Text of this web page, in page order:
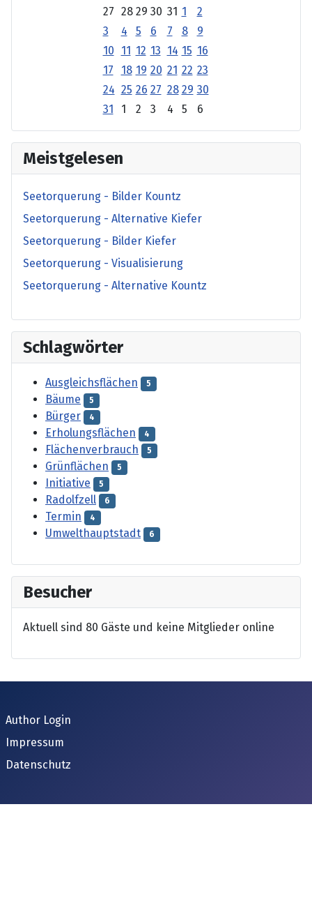
27 28 29 30 31 1
2
3
4 5 6 7 8
9
10
11 12 13 14 15 16
17
18 19 20 21 22 23
24 25 26 27 28 29 30
31
1 2 3 4 5 6
Meistgelesen
Seetorquerung - Bilder Kountz
Seetorquerung - Alternative Kiefer
Seetorquerung - Bilder Kiefer
Seetorquerung - Visualisierung
Seetorquerung - Alternative Kountz
Schlagwörter
Ausgleichsflächen 5
Bäume 5
Bürger 4
Erholungsflächen 4
Flächenverbrauch 5
Grünflächen 5
Initiative 5
Radolfzell 6
Termin 4
Umwelthauptstadt 6
Besucher
Aktuell sind 80 Gäste und keine Mitglieder online
Author Login
Impressum
Datenschutz